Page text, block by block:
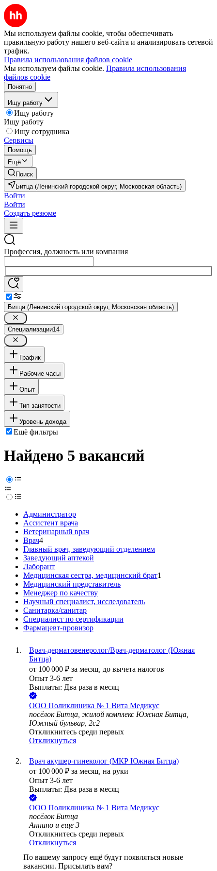
Мы используем файлы cookie, чтобы обеспечивать
правильную работу нашего веб-сайта и анализировать сетевой
трафик.
Правила использования файлов cookie
Мы используем файлы cookie. Правила использования
файлов cookie
Понятно
Ищу работу
Ищу работу
Ищу работу
Ищу сотрудника
Сервисы
Помощь
Ещё
Поиск
Битца (Ленинский городской округ, Московская область)
Войти
Войти
Создать резюме
Профессия, должность или компания
Битца (Ленинский городской округ, Московская область)
Специализации14
График
Рабочие часы
Опыт
Тип занятости
Уровень дохода
Ещё фильтры
Найдено 5 вакансий
Администратор
Ассистент врача
Ветеринарный врач
Врач4
Главный врач, заведующий отделением
Заведующий аптекой
Лаборант
Медицинская сестра, медицинский брат1
Медицинский представитель
Менеджер по качеству
Научный специалист, исследователь
Санитарка/санитар
Специалист по сертификации
Фармацевт-провизор
Врач-дерматовенеролог/Врач-дерматолог (Южная
Битца)
от 100 000 ₽ за месяц, до вычета налогов
Опыт 3-6 лет
Выплаты: Два раза в месяц
ООО Поликлиника № 1 Вита Медикус
посёлок Битца, жилой комплекс Южная Битца,
Южный бульвар, 2с2
Откликнитесь среди первых
Откликнуться
Врач акушер-гинеколог (МКР Южная Битца)
от 100 000 ₽ за месяц, на руки
Опыт 3-6 лет
Выплаты: Два раза в месяц
ООО Поликлиника № 1 Вита Медикус
посёлок Битца
Аннино и еще 3
Откликнитесь среди первых
Откликнуться
По вашему запросу ещё будут появляться новые
вакансии. Присылать вам?